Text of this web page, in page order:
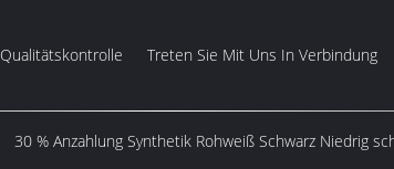
Qualitätskontrolle Treten Sie Mit Uns In Verbindung
30 % Anzahlung Synthetik Rohweiß Schwarz Niedrig